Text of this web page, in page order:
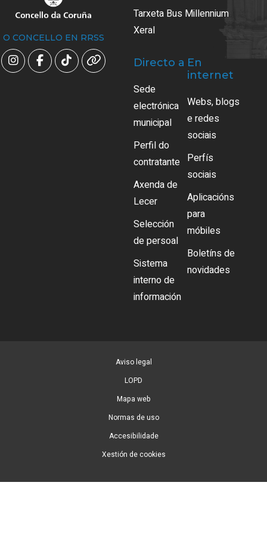
O CONCELLO EN RRSS
Tarxeta Bus Millennium
Xeral
Directo a
Sede
electrónica
municipal
Perfil do
contratante
Axenda de
Lecer
Selección
de persoal
Sistema
interno de
información
En
internet
Webs, blogs
e redes
sociais
Perfís
sociais
Aplicacións
para
móbiles
Boletíns de
novidades
Aviso legal
LOPD
Mapa web
Normas de uso
Accesibilidade
Xestión de cookies